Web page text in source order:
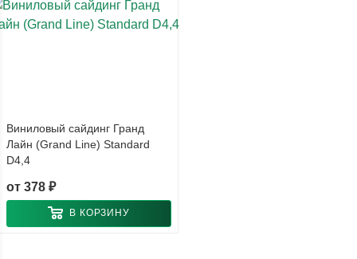
Виниловый сайдинг Гранд
Лайн (Grand Line) Standard
D4,4
от 378 ₽
В КОРЗИНУ